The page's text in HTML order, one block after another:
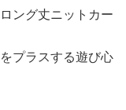
ング丈ニットカー
プラスする遊び心